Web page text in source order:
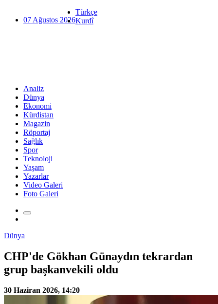
07 Ağustos 2026
Türkçe
Kurdî
Analiz
Dünya
Ekonomi
Kürdistan
Magazin
Röportaj
Sağlık
Spor
Teknoloji
Yaşam
Yazarlar
Video Galeri
Foto Galeri
Dünya
CHP'de Gökhan Günaydın tekrardan
grup başkanvekili oldu
30 Haziran 2026, 14:20